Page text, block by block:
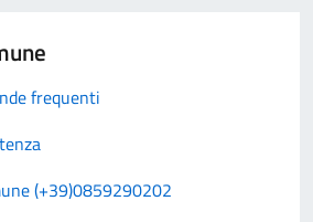
frequenti
(+39)0859290202